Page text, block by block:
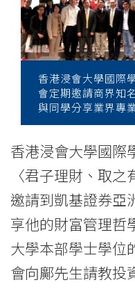
鄺
民
彬
生
與
國
際
學
院
香港浸會大學國際
會定期邀請商界知
與同學分享業界專
香港浸會大學國際
〈君子理財、取
邀請到凱基證券亞
享他的財富管理哲
大學本部學士學位
會向鄺先生請教投